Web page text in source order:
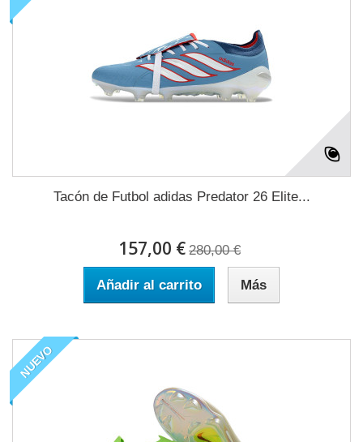
Tacón de Futbol adidas Predator 26 Elite...
157,00 € 280,00 €
Añadir al carrito Más
NUEVO